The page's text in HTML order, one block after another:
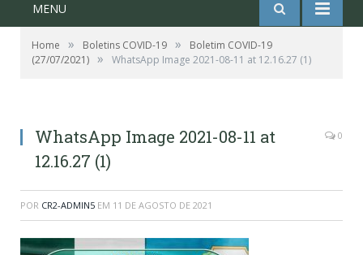
MENU
Home » Boletins COVID-19 »
Boletim COVID-19
(27/07/2021) » WhatsApp Image 2021-08-11 at 12.16.27 (1)
WhatsApp Image 2021-08-11 at
12.16.27 (1)
0
POR CR2-ADMIN5 EM 11 DE AGOSTO DE 2021